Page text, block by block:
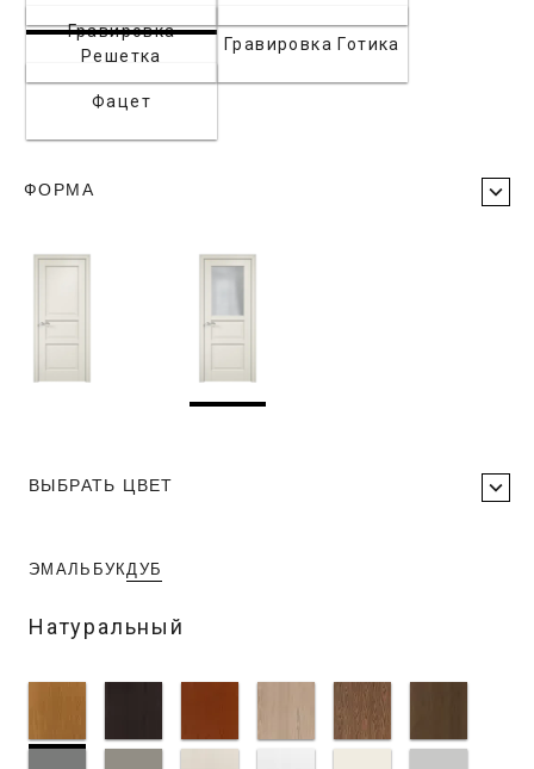
Гравировка
Решетка
Гравировка Готика
Фацет
ФОРМА
ВЫБРАТЬ ЦВЕТ
ЭМАЛЬ БУК ДУБ
Натуральный